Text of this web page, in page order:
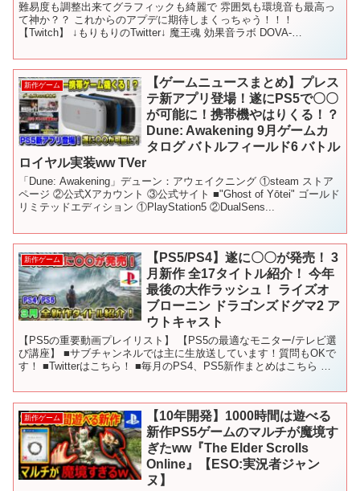
難易度も調整出来てグラフィックも綺麗で 雰囲気も環境音も最高っ
て神か？？ これからのアプデに期待しまくっちゃう！！！
【Twitch】 ↓もりもりのTwitter↓ 魔王魂 効果音ラボ DOVA-
新作ゲーム
【ゲームニュースまとめ】プレス
テ新アプリ登場！遂にPS5で〇〇
が可能に！携帯機やはりくる！？
Dune: Awakening 9月ゲームカ
タログ バトルフィールド6 バトル
ロイヤル実装ww TVer
「Dune: Awakening」デューン：アウェイクニング ①steam ストア
ページ ②公式Xアカウント ③公式サイト ■"Ghost of Yōtei" ゴールド
リミテッドエディション ①PlayStation5 ②DualSens...
新作ゲーム
【PS5/PS4】遂に〇〇が発売！ 3
月新作 全17タイトル紹介！ 今年
最後の大作ラッシュ！ ライズオ
ブローニン ドラゴンズドグマ2 ア
ウトキャスト
【PS5の重要動画プレイリスト】 【PS5の最適なモニター/テレビ選
び講座】 ■サブチャンネルでは主に生放送しています！質問もOKで
す！ ■Twitterはこちら！ ■毎月のPS4、PS5新作まとめはこちら 〇
新作ゲーム
【10年開発】1000時間は遊べる
新作PS5ゲームのマルチが魔境す
ぎたww『The Elder Scrolls
Online』【ESO:実況者ジャン
ヌ】